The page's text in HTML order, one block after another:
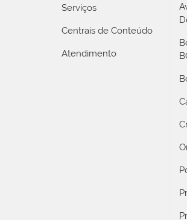
Serviços
Centrais de Conteúdo
Atendimento